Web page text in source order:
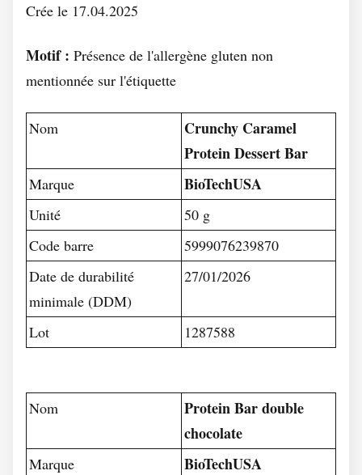
Crée le 17.04.2025
Motif : Présence de l'allergène gluten non
mentionnée sur l'étiquette
Nom
Crunchy Caramel
Protein Dessert Bar
Marque BioTechUSA
Unité
50 g
Code barre
5999076239870
Date de durabilité
minimale (DDM)
27/01/2026
Lot 1287588
Nom
Protein Bar double
chocolate
Marque BioTechUSA